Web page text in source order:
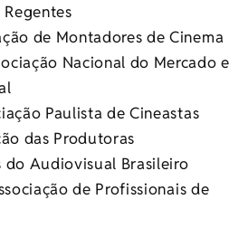
de Montadores de Cinema
Nacional do Mercado e
Paulista de Cineastas
das Produtoras
do Audiovisual Brasileiro
de Profissionais de